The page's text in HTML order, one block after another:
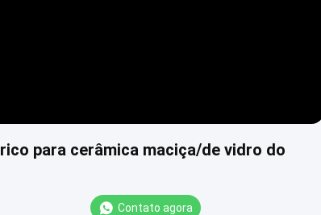
para cerâmica maciça/de vidro do
Contato agora